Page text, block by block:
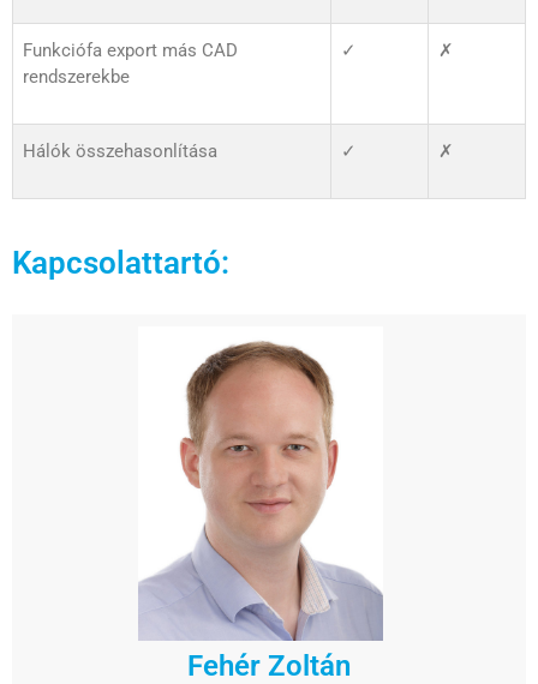
Funkciófa export más CAD
rendszerekbe
✓ ✗
Hálók összehasonlítása ✓ ✗
Kapcsolattartó:
Fehér Zoltán